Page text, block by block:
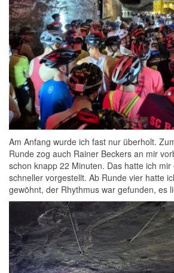
Am Anfang wurde ich fast nur überholt.
Runde zog auch Rainer Beckers an mir
schon knapp 22 Minuten. Das hatte ich
schneller vorgestellt. Ab Runde vier hatte
gewöhnt, der Rhythmus war gefunden, es